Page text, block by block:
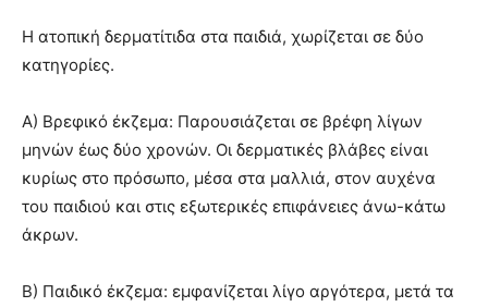
Η ατοπική δερματίτιδα στα παιδιά, χωρίζεται σε δύο
κατηγορίες.
Α) Βρεφικό έκζεμα: Παρουσιάζεται σε βρέφη λίγων
μηνών έως δύο χρονών. Οι δερματικές βλάβες είναι
κυρίως στο πρόσωπο, μέσα στα μαλλιά, στον αυχένα
του παιδιού και στις εξωτερικές επιφάνειες άνω-κάτω
άκρων.
Β) Παιδικό έκζεμα: εμφανίζεται λίγο αργότερα, μετά τα